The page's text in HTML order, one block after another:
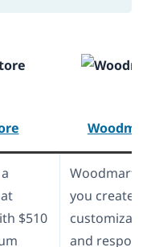
$510
Woodmart
you create
customizable
and